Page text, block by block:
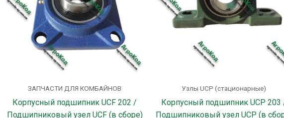
ЗАПЧАСТИ ДЛЯ КОМБАЙНОВ
Корпусный подшипник UCF 202 /
Подшипниковый узел UCF (в сборе)
Узлы UCP (стационарные)
Корпусный подшипник UCP 203
Подшипниковый узел UCP (в